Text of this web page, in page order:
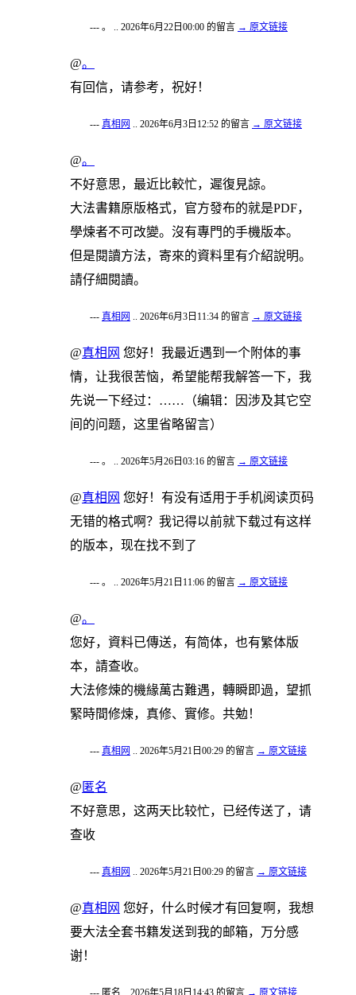
--- 。 .. 2026年6月22日00:00 的留言 → 原文链接
@。
有回信，请参考，祝好！
--- 真相网 .. 2026年6月3日12:52 的留言 → 原文链接
@。
不好意思，最近比較忙，遲復見諒。
大法書籍原版格式，官方發布的就是PDF，
學煉者不可改變。沒有專門的手機版本。
但是閱讀方法，寄來的資料里有介紹說明。
請仔細閱讀。
--- 真相网 .. 2026年6月3日11:34 的留言 → 原文链接
@真相网 您好！我最近遇到一个附体的事
情，让我很苦恼，希望能帮我解答一下，我
先说一下经过：……（编辑：因涉及其它空
间的问题，这里省略留言）
--- 。 .. 2026年5月26日03:16 的留言 → 原文链接
@真相网 您好！有没有适用于手机阅读页码
无错的格式啊？我记得以前就下载过有这样
的版本，现在找不到了
--- 。 .. 2026年5月21日11:06 的留言 → 原文链接
@。
您好，資料已傳送，有简体，也有繁体版
本，請查收。
大法修煉的機緣萬古難遇，轉瞬即過，望抓
緊時間修煉，真修、實修。共勉！
--- 真相网 .. 2026年5月21日00:29 的留言 → 原文链接
@ 匿名
不好意思，这两天比较忙，已经传送了，请
查收
--- 真相网 .. 2026年5月21日00:29 的留言 → 原文链接
@真相网 您好，什么时候才有回复啊，我想
要大法全套书籍发送到我的邮箱，万分感
谢！
--- 匿名 .. 2026年5月18日14:43 的留言 → 原文链接